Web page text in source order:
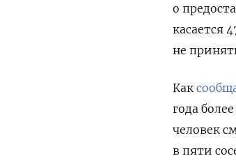
о
касается
не
Как
года
человек
в пяти